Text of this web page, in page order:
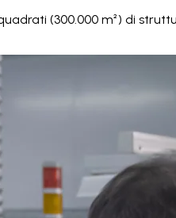
(300.000 m²) di